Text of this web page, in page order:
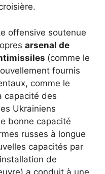
offensive soutenue
arsenal de
(comme le
fournis
comme le
capacité des
Ukrainiens
bonne capacité
russes à longue
capacités par
de
a conduit à une